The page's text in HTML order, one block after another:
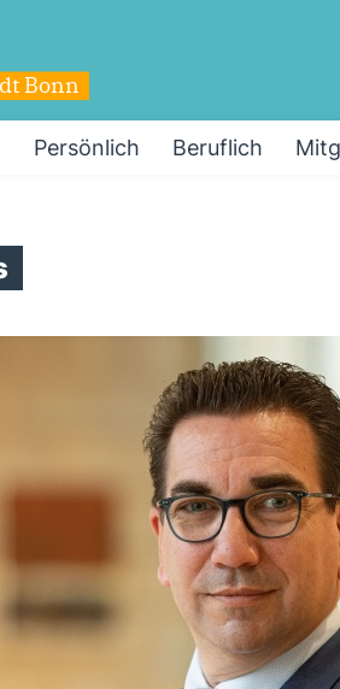
Bonn
Persönlich Beruflich